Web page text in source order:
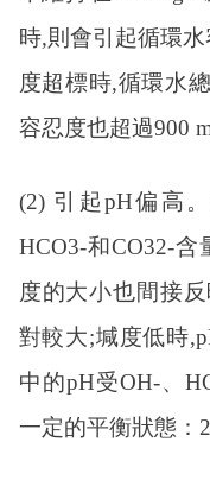
時,則會引起循環
度超標時,循環水
容忍度也超過900
(2) 引起pH偏高
HCO3-和CO32-
度的大小也間接
對較大;堿度低時
中的pH受OH-、
一定的平衡狀態：